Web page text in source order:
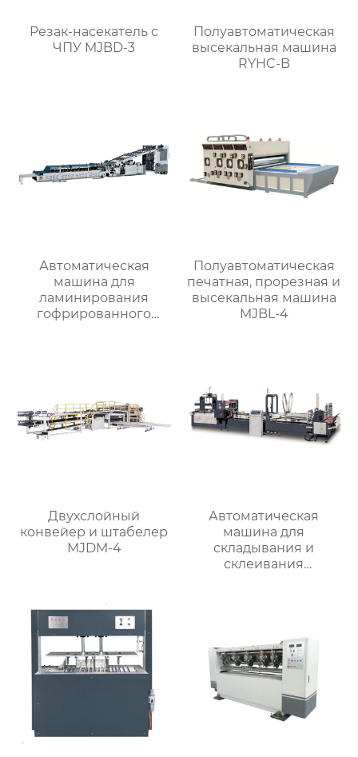
Резак-насекатель с
ЧПУ MJBD-3
Полуавтоматическая
высекальная машина
RYHC-B
Автоматическая
машина для
ламинирования
гофрированного
Полуавтоматическая
печатная, прорезная и
высекальная машина
MJBL-4
Двухслойный
конвейер и штабелер
MJDM-4
Автоматическая
машина для
складывания и
склеивания